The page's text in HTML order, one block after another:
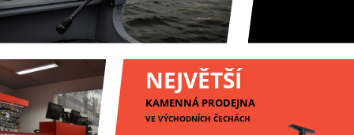
NEJVĚTŠÍ
KAMENNÁ PRODEJNA
VE VÝCHODNÍCH ČECHÁCH